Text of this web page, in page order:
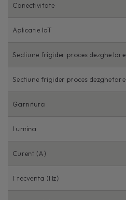
Conectivitate
Aplicatie IoT
Sectiune frigider proces dezghetare
Sectiune frigider proces dezghetare
Garnitura
Lumina
Curent (A)
Frecventa (Hz)